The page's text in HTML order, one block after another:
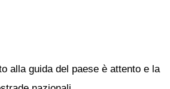
alla guida del paese è attento e la